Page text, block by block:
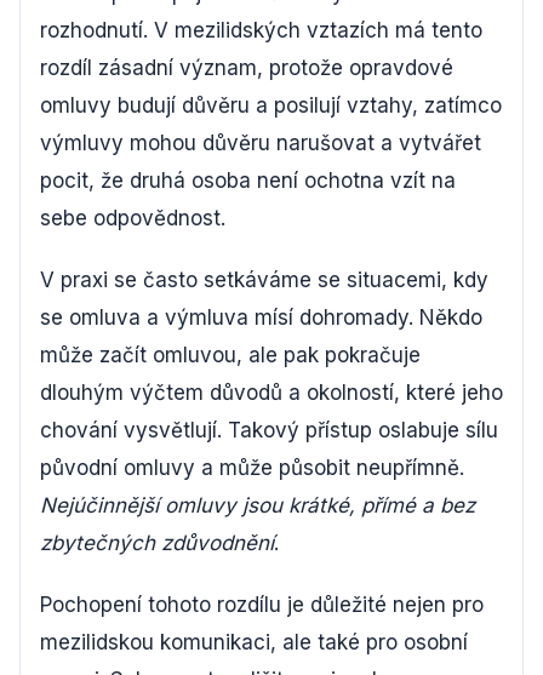
rozhodnutí. V mezilidských vztazích má tento
rozdíl zásadní význam, protože opravdové
omluvy budují důvěru a posilují vztahy, zatímco
výmluvy mohou důvěru narušovat a vytvářet
pocit, že druhá osoba není ochotna vzít na
sebe odpovědnost.
V praxi se často setkáváme se situacemi, kdy
se omluva a výmluva mísí dohromady. Někdo
může začít omluvou, ale pak pokračuje
dlouhým výčtem důvodů a okolností, které jeho
chování vysvětlují. Takový přístup oslabuje sílu
původní omluvy a může působit neupřímně.
Nejúčinnější omluvy jsou krátké, přímé a bez
zbytečných zdůvodnění.
Pochopení tohoto rozdílu je důležité nejen pro
mezilidskou komunikaci, ale také pro osobní